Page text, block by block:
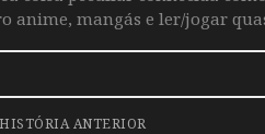
anime, mangás e ler/jogar
HISTÓRIA ANTERIOR